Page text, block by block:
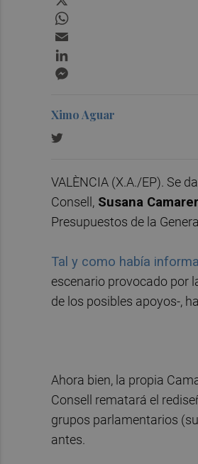
Ximo Aguar
VALÈNCIA (X.A./EP). Se
Consell, Susana
Presupuestos de la
Tal y como había
escenario provocado por
de los posibles apoyos-,
Ahora bien, la propia
Consell rematará el
grupos parlamentarios
antes.